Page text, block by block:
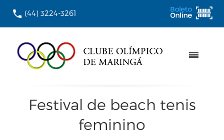
(44) 3224-3261
Festival de beach tenis
feminino